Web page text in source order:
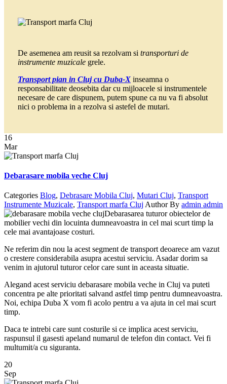
De asemenea am reusit sa rezolvam si transporturi de
instrumente muzicale grele.
Transport pian in Cluj cu Duba-X inseamna o
responsabilitate deosebita dar cu mijloacele si instrumentele
necesare de care dispunem, putem spune ca nu va fi absolut
nici o problema in a rezolva si astefel de mutari.
16
Mar
Debarasare mobila veche Cluj
Categories Blog, Debrasare Mobila Cluj, Mutari Cluj, Transport
Instrumente Muzicale, Transport marfa Cluj AuthorBy admin admin
Debarasarea tuturor obiectelor de
mobilier vechi din locuinta dumneavoastra in cel mai scurt timp la
cele mai avantajoase costuri.
Ne referim din nou la acest segment de transport deoarece am vazut
o crestere considerabila asupra acestui serviciu. Asadar dorim sa
venim in ajutorul tuturor celor care sunt in aceasta situatie.
Alegand acest serviciu debarasare mobila veche in Cluj va puteti
concentra pe alte prioritati salvand astfel timp pentru dumneavoastra.
Noi, echipa Duba X vom fi acolo pentru a va ajuta in cel mai scurt
timp.
Daca te intrebi care sunt costurile si ce implica acest serviciu,
raspunsul il gasesti apeland numarul de telefon din contact. Vei fi
multumit/a cu siguranta.
20
Sep